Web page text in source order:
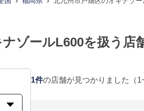
ゾールL600を扱う店
1件の店舗が見つかりました （